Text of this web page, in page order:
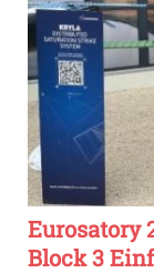
Eurosatory
Block 3